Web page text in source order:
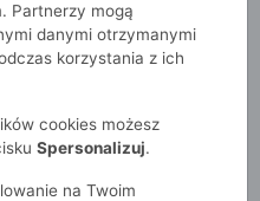
Kurtki
Przejściowe
Partnerzy mogą
danymi otrzymanymi
korzystania z ich
cookies możesz
Spersonalizuj.
na Twoim